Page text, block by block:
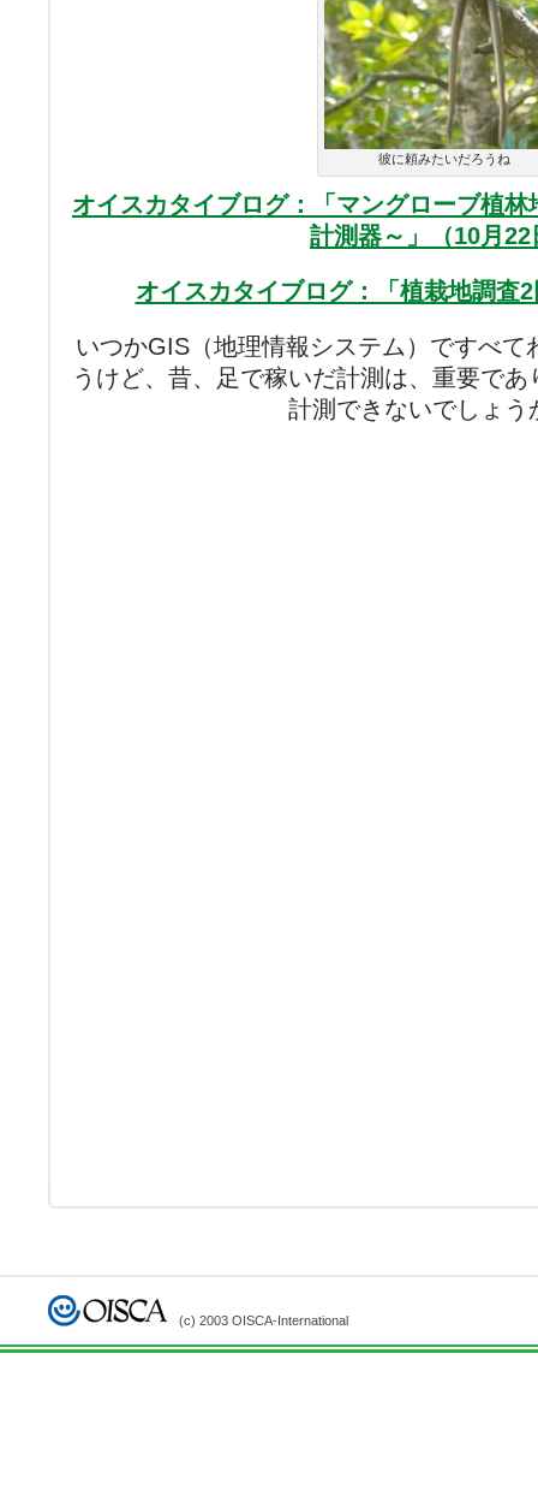
彼に頼みたいだろうね
オイスカタイブログ：「マングローブ植
計測器～」（10月22
オイスカタイブログ：「植栽地調査
いつかGIS（地理情報システム）ですべて
うけど、昔、足で稼いだ計測は、重要で
計測できないでしょう
(c) 2003 OISCA-International